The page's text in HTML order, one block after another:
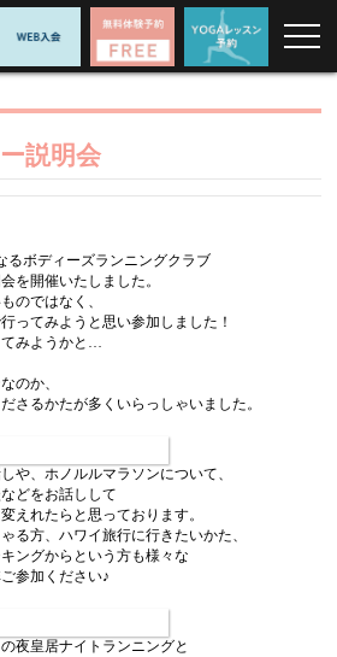
説明会
るボディーズランニングクラブ
を開催いたしました。
のではなく、
ってみようと思い参加しました！
てみようかと…
のか、
さるかたが多くいらっしゃいました。
や、ホノルルマラソンについて、
どをお話しして
えれたらと思っております。
る方、ハワイ旅行に行きたいかた、
ングからという方も様々な
参加ください♪
夜皇居ナイトランニングと